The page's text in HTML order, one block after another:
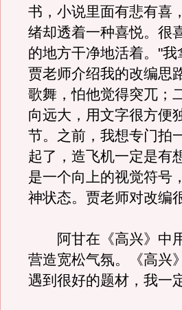
书，小说里面有悲有喜
绪却透着一种喜悦。很
的地方干净地活着。"
贾老师介绍我的改编思
歌舞，怕他觉得突兀；
向远大，用文字很方便
节。之前，我想专门拍
起了，造飞机一定是有
是一个向上的视觉符号
神状态。贾老师对改编
阿甘在《高兴》中用
营造宽松气氛。《高兴
遇到很好的题材，我一